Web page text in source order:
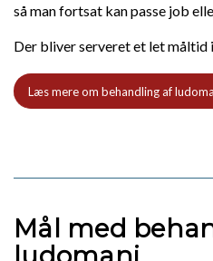
så man fortsat kan passe job
Der bliver serveret et let måltid
Læs mere om behandling af
Mål med